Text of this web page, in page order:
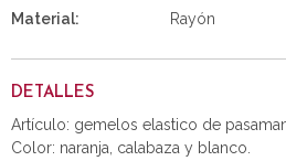
Material:
Rayón
DETALLES
Artículo: gemelos elastico de
Color: naranja, calabaza y blanco.